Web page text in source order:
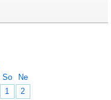
So
Ne
1
2